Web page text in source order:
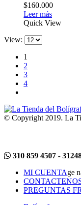
$160.000
Leer más
Quick View
View:
1
2
3
4
© Copyright 2019. La
310 859 4507 -
MI CUENTAge
PREGUNTAS